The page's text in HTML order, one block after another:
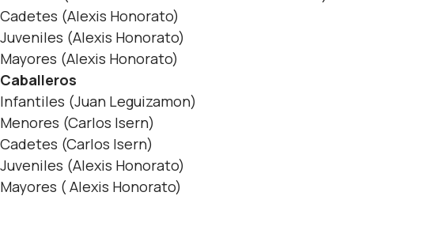
Cadetes (Alexis Honorato)
Juveniles (Alexis Honorato)
Mayores (Alexis Honorato)
Caballeros
Infantiles (Juan Leguizamon)
Menores (Carlos Isern)
Cadetes (Carlos Isern)
Juveniles (Alexis Honorato)
Mayores ( Alexis Honorato)